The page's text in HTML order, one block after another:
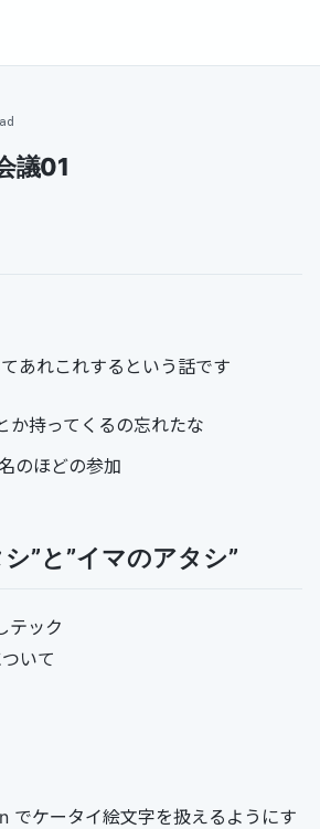
議01
あれこれするという話です
か持ってくるの忘れたな
のほどの参加
”と”イマのアタシ”
テック
いて
でケータイ絵文字を扱えるようにす